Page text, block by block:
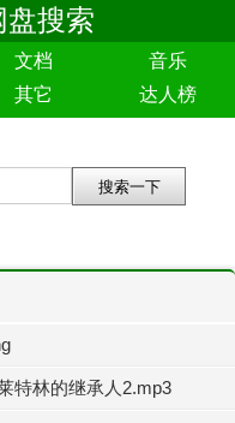
盘搜索
文档
音乐
其它 达人榜
特林的继承人2.mp3